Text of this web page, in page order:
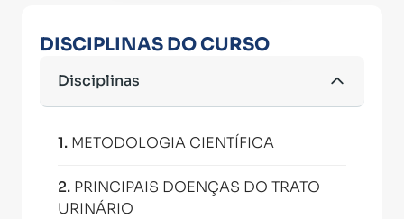
DISCIPLINAS DO CURSO
Disciplinas
1. METODOLOGIA CIENTÍFICA
2. PRINCIPAIS DOENÇAS DO TRATO
URINÁRIO